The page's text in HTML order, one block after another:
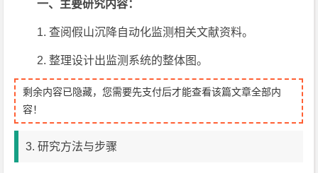
一、主要研究内容：
1. 查阅假山沉降自动化监测相关文献资料。
2. 整理设计出监测系统的整体图。
剩余内容已隐藏，您需要先支付后才能查看该篇文章全部内
容！
3. 研究方法与步骤